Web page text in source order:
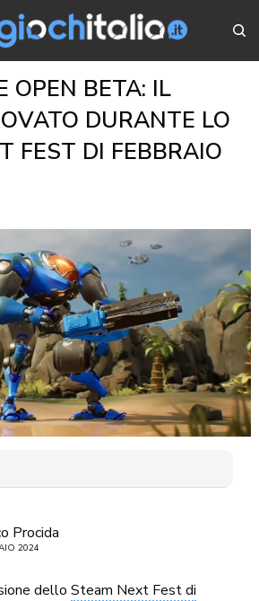
OPEN BETA: IL
DURANTE LO
FEST DI FEBBRAIO
Procida
2024
dello Steam Next Fest di